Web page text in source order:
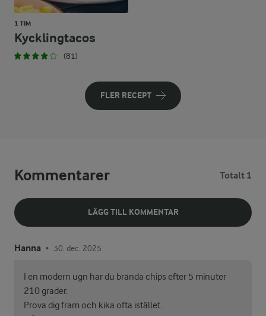
1 TIM
Kycklingtacos
(81)
FLER RECEPT
Kommentarer Totalt 1
LÄGG TILL KOMMENTAR
Hanna • 30. dec. 2025
I en modern ugn har du brända chips efter 5 minuter
210 grader.
Prova dig fram och kika ofta istället.